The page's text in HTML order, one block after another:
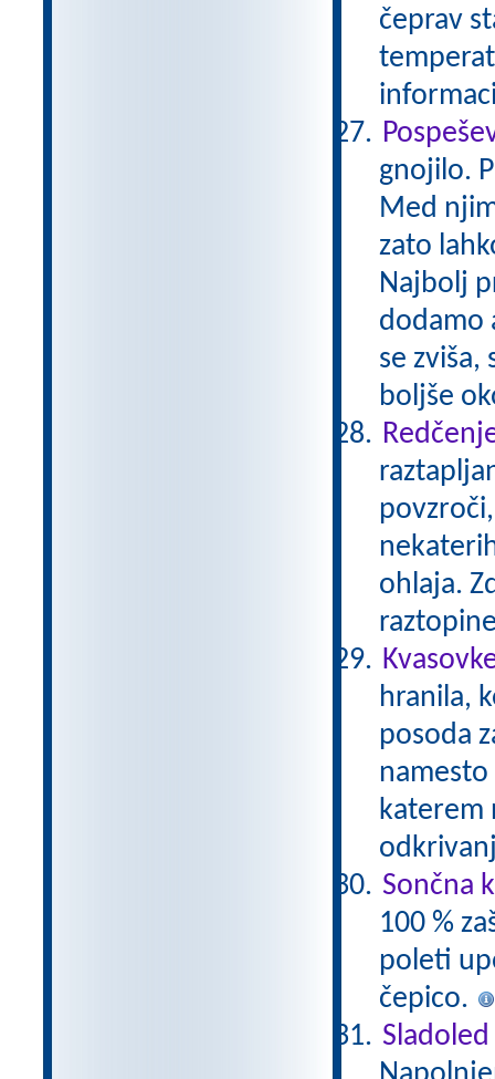
čeprav
gnojilo.
Med
zato
Najbolj
dodamo
se
boljše
ohlaja.
hranila,
posoda
katerem
Sončna
100 %
poleti
čepico.